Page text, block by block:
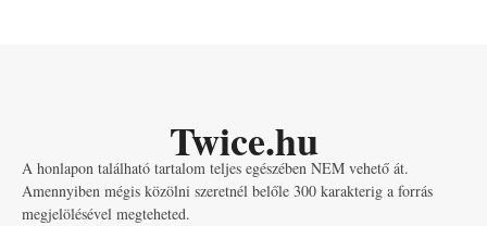
Twice.hu
A honlapon található tartalom teljes egészében NEM vehető át.
Amennyiben mégis közölni szeretnél belőle 300 karakterig a forrás
megjelölésével megteheted.